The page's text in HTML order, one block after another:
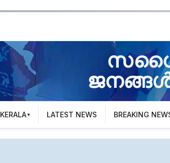
KERALA LATEST NEWS BREAKING